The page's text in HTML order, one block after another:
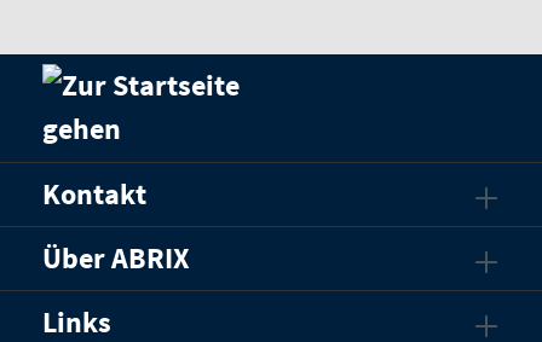
Kontakt
Über ABRIX
Links